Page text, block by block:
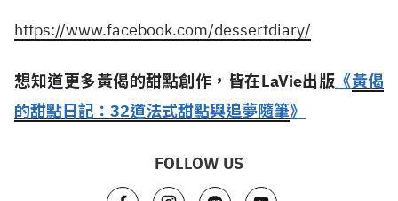
https://www.facebook.com/dessertdiary/
想知道更多黃偈的甜點創作，皆在LaVie出版 《黃偈
的甜點日記：32道法式甜點與追夢隨筆》
FOLLOW US